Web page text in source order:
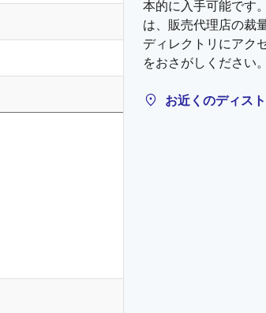
本的に入手可能です
は、販売代理店の裁
ディレクトリにアク
をおさがしください。
お近くのディス